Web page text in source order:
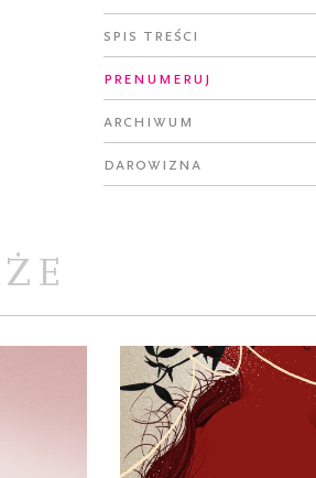
Spis treści
Prenumeruj
Archiwum
Darowizna